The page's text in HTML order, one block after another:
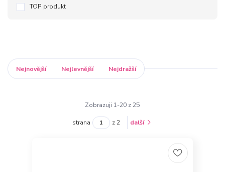
TOP produkt
Nejnovější Nejlevnější Nejdražší
Zobrazuji 1-20 z 25
strana z 2 další